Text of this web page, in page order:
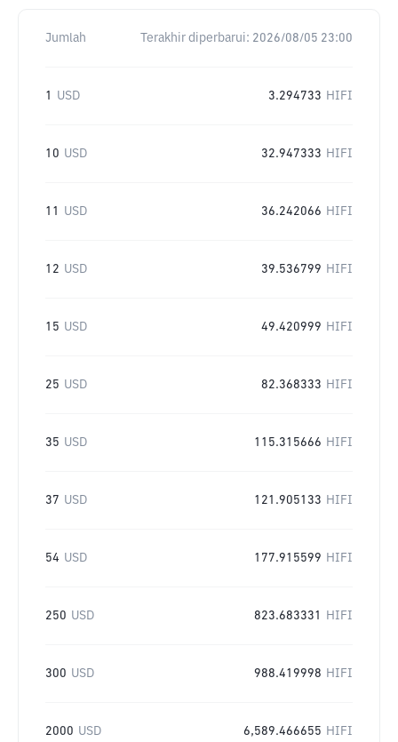
Jumlah Terakhir diperbarui: 2026/08/05 23:00
1 USD 3.294733 HIFI
10 USD 32.947333 HIFI
11 USD 36.242066 HIFI
12 USD 39.536799 HIFI
15 USD 49.420999 HIFI
25 USD 82.368333 HIFI
35 USD 115.315666 HIFI
37 USD 121.905133 HIFI
54 USD 177.915599 HIFI
250 USD 823.683331 HIFI
300 USD 988.419998 HIFI
2000 USD 6,589.466655 HIFI